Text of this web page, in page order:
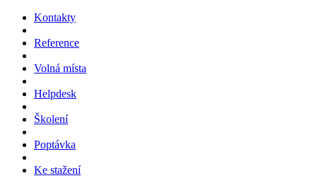
Kontakty
Reference
Volná místa
Helpdesk
Školení
Poptávka
Ke stažení